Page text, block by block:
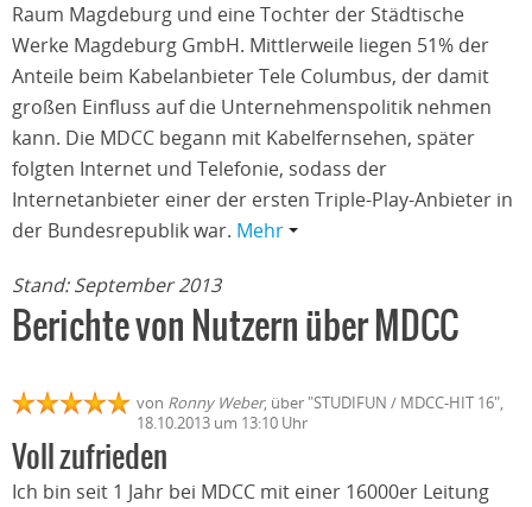
Raum Magdeburg und eine Tochter der Städtische
Werke Magdeburg GmbH. Mittlerweile liegen 51% der
Anteile beim Kabelanbieter Tele Columbus, der damit
großen Einfluss auf die Unternehmenspolitik nehmen
kann. Die MDCC begann mit Kabelfernsehen, später
folgten Internet und Telefonie, sodass der
Internetanbieter einer der ersten Triple-Play-Anbieter in
der Bundesrepublik war. Mehr
Stand: September 2013
Berichte von Nutzern über MDCC
von Ronny Weber, über "STUDIFUN / MDCC-HIT 16",
18.10.2013 um 13:10 Uhr
Voll zufrieden
Ich bin seit 1 Jahr bei MDCC mit einer 16000er Leitung